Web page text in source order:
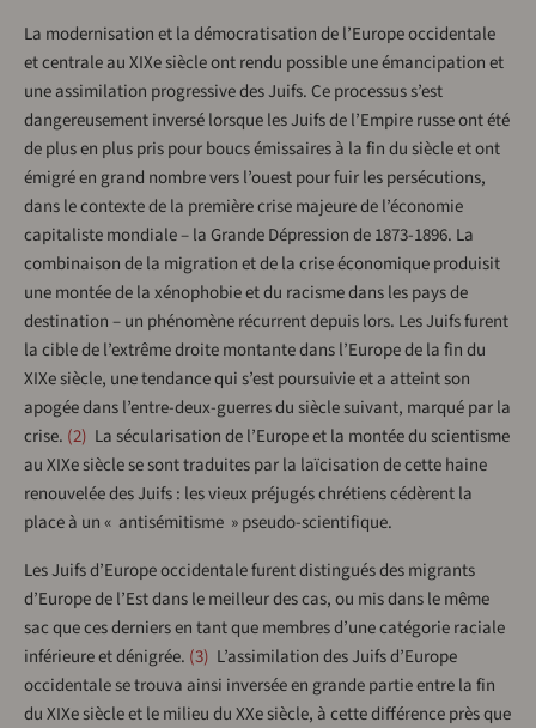
La modernisation et la démocratisation de l’Europe occidentale
et centrale au XIXe siècle ont rendu possible une émancipation et
une assimilation progressive des Juifs. Ce processus s’est
dangereusement inversé lorsque les Juifs de l’Empire russe ont été
de plus en plus pris pour boucs émissaires à la fin du siècle et ont
émigré en grand nombre vers l’ouest pour fuir les persécutions,
dans le contexte de la première crise majeure de l’économie
capitaliste mondiale – la Grande Dépression de 1873-1896. La
combinaison de la migration et de la crise économique produisit
une montée de la xénophobie et du racisme dans les pays de
destination – un phénomène récurrent depuis lors. Les Juifs furent
la cible de l’extrême droite montante dans l’Europe de la fin du
XIXe siècle, une tendance qui s’est poursuivie et a atteint son
apogée dans l’entre-deux-guerres du siècle suivant, marqué par la
crise. 2 La sécularisation de l’Europe et la montée du scientisme
au XIXe siècle se sont traduites par la laïcisation de cette haine
renouvelée des Juifs : les vieux préjugés chrétiens cédèrent la
place à un « antisémitisme » pseudo-scientifique.
Les Juifs d’Europe occidentale furent distingués des migrants
d’Europe de l’Est dans le meilleur des cas, ou mis dans le même
sac que ces derniers en tant que membres d’une catégorie raciale
inférieure et dénigrée. 3 L’assimilation des Juifs d’Europe
occidentale se trouva ainsi inversée en grande partie entre la fin
du XIXe siècle et le milieu du XXe siècle, à cette différence près que